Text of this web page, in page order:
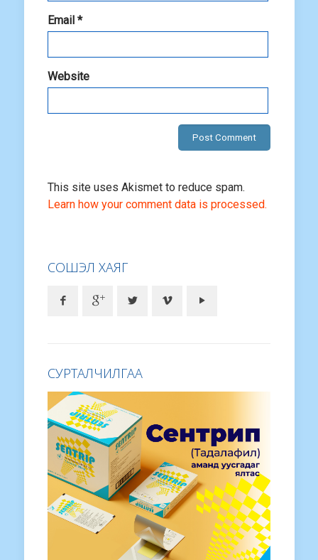
Email *
Website
This site uses Akismet to reduce spam.
Learn how your comment data is processed.
СОШЭЛ ХАЯГ
СУРТАЛЧИЛГАА